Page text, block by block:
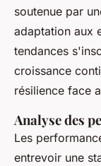
soutenue par
adaptation aux
tendances
croissance
résilience face
Analyse des
Les
entrevoir une